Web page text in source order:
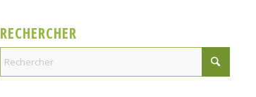
RECHERCHER